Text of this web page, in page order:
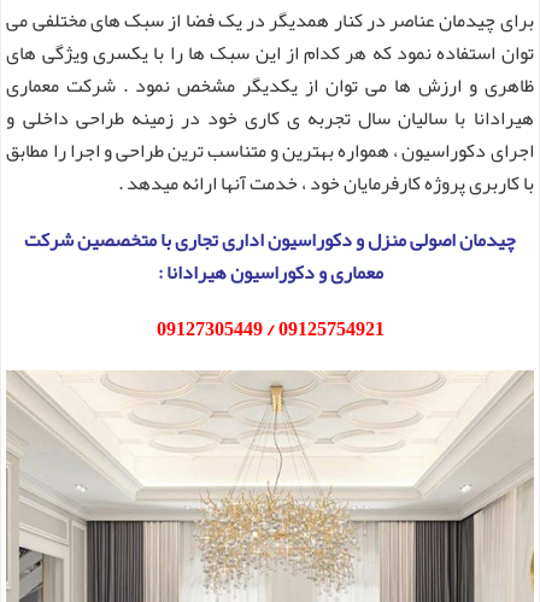
برای چیدمان عناصر در کنار همدیگر در یک فضا از سبک های مختلفی می
توان استفاده نمود که هر کدام از این سبک ها را با یکسری ویژگی های
ظاهری و ارزش ها می توان از یکدیگر مشخص نمود . شرکت معماری
هیرادانا با سالیان سال تجربه ی کاری خود در زمینه طراحی داخلی و
اجرای دکوراسیون ، همواره بهترین و متناسب ترین طراحی و اجرا را مطابق
با کاربری پروژه کارفرمایان خود ، خدمت آنها ارائه میدهد .
چیدمان اصولی منزل و دکوراسیون اداری تجاری با متخصصین شرکت
معماری و دکوراسیون هیرادانا :
09125754921 / 09127305449